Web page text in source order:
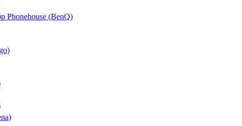
Phonehouse (BenQ)